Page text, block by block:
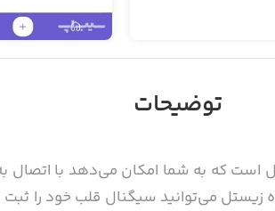
توضیحات
است که به شما امکان می‌دهد با اتصال
می‌توانید سیگنال قلب خود را ثبت